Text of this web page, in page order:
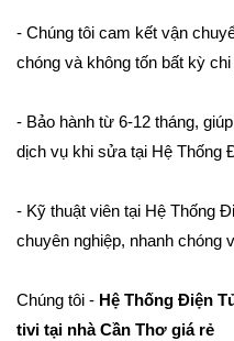
- Chúng tôi cam kết vận
chóng và không tốn bất kỳ chi
- Bảo hành từ 6-12 tháng,
dịch vụ khi sửa tại Hệ Thống
- Kỹ thuật viên tại Hệ Thống
chuyên nghiệp, nhanh chóng
Chúng tôi - Hệ Thống Điện
tivi tại nhà Cần Thơ giá rẻ